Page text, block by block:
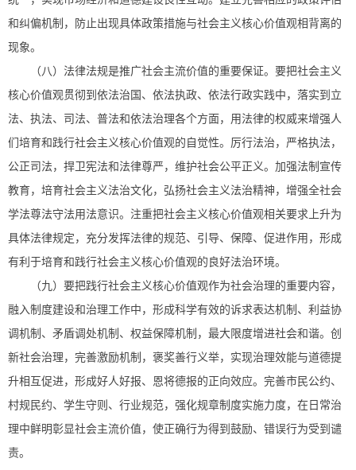
和纠偏机制，防止出现具体政策措施与社会主义核心价值观相背离的
现象。
（八）法律法规是推广社会主流价值的重要保证。要把社会主义
核心价值观贯彻到依法治国、依法执政、依法行政实践中，落实到立
法、执法、司法、普法和依法治理各个方面，用法律的权威来增强人
们培育和践行社会主义核心价值观的自觉性。厉行法治，严格执法，
公正司法，捍卫宪法和法律尊严，维护社会公平正义。加强法制宣传
教育，培育社会主义法治文化，弘扬社会主义法治精神，增强全社会
学法尊法守法用法意识。注重把社会主义核心价值观相关要求上升为
具体法律规定，充分发挥法律的规范、引导、保障、促进作用，形成
有利于培育和践行社会主义核心价值观的良好法治环境。
（九）要把践行社会主义核心价值观作为社会治理的重要内容，
融入制度建设和治理工作中，形成科学有效的诉求表达机制、利益协
调机制、矛盾调处机制、权益保障机制，最大限度增进社会和谐。创
新社会治理，完善激励机制，褒奖善行义举，实现治理效能与道德提
升相互促进，形成好人好报、恩将德报的正向效应。完善市民公约、
村规民约、学生守则、行业规范，强化规章制度实施力度，在日常治
理中鲜明彰显社会主流价值，使正确行为得到鼓励、错误行为受到谴
责。